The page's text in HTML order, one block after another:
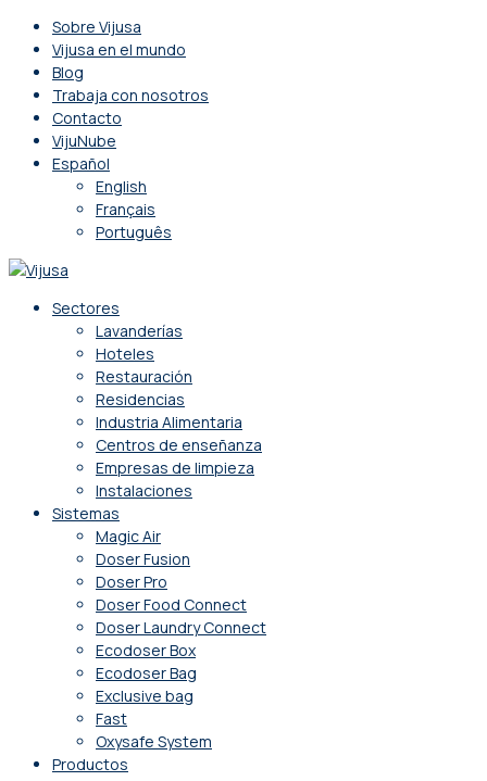
Sobre Vijusa
Vijusa en el mundo
Blog
Trabaja con nosotros
Contacto
VijuNube
Español
English
Français
Português
Sectores
Lavanderías
Hoteles
Restauración
Residencias
Industria Alimentaria
Centros de enseñanza
Empresas de limpieza
Instalaciones
Sistemas
Magic Air
Doser Fusion
Doser Pro
Doser Food Connect
Doser Laundry Connect​
Ecodoser Box
Ecodoser Bag
Exclusive bag
Fast
Oxysafe System
Productos